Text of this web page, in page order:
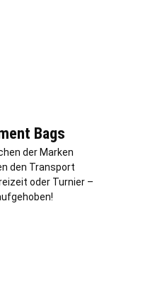
Bags
der Marken
den Transport
oder Turnier –